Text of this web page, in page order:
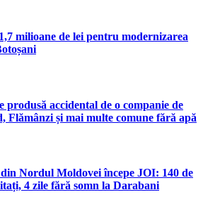
milioane de lei pentru modernizarea
produsă accidental de o companie de
Flămânzi și mai multe comune fără apă
Nordul Moldovei începe JOI: 140 de
4 zile fără somn la Darabani